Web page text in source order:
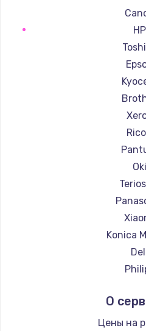
Ремонт
Ремонт
Ремонт
Ремонт
Ремонт
HP
Oki
Konica
О
Цены на